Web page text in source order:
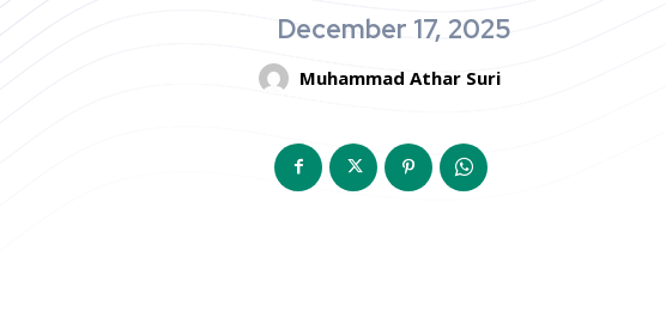
December 17, 2025
Muhammad Athar Suri